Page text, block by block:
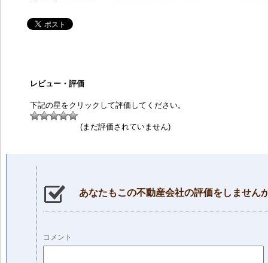
レビュー・評価
下記の星をクリックして評価してください。
(まだ評価されていません)
あなたもこの不動産会社の評価をしません
コメント